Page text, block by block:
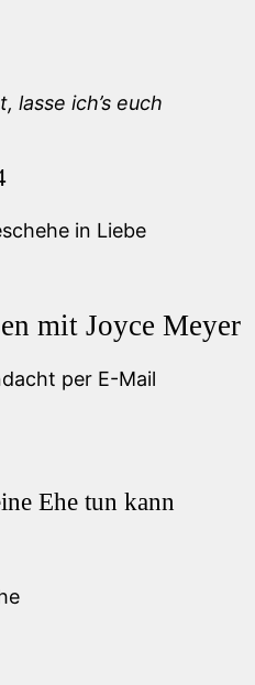
lasse ich’s euch
in Liebe
mit Joyce Meyer
per E-Mail
Ehe tun kann